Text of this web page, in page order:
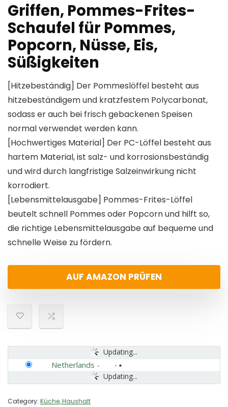
Griffen, Pommes-Frites-
Schaufel für Pommes,
Popcorn, Nüsse, Eis,
Süßigkeiten
[Hitzebeständig] Der Pommeslöffel besteht aus
hitzebeständigem und kratzfestem Polycarbonat,
sodass er auch bei frisch gebackenen Speisen
normal verwendet werden kann.
[Hochwertiges Material] Der PC-Löffel besteht aus
hartem Material, ist salz- und korrosionsbeständig
und wird durch langfristige Salzeinwirkung nicht
korrodiert.
[Lebensmittelausgabe] Pommes-Frites-Löffel
beutelt schnell Pommes oder Popcorn und hilft so,
die richtige Lebensmittelausgabe auf bequeme und
schnelle Weise zu fördern.
AUF AMAZON PRÜFEN
Updating...
Updating...
Netherlands -
Category: Küche, Haushalt